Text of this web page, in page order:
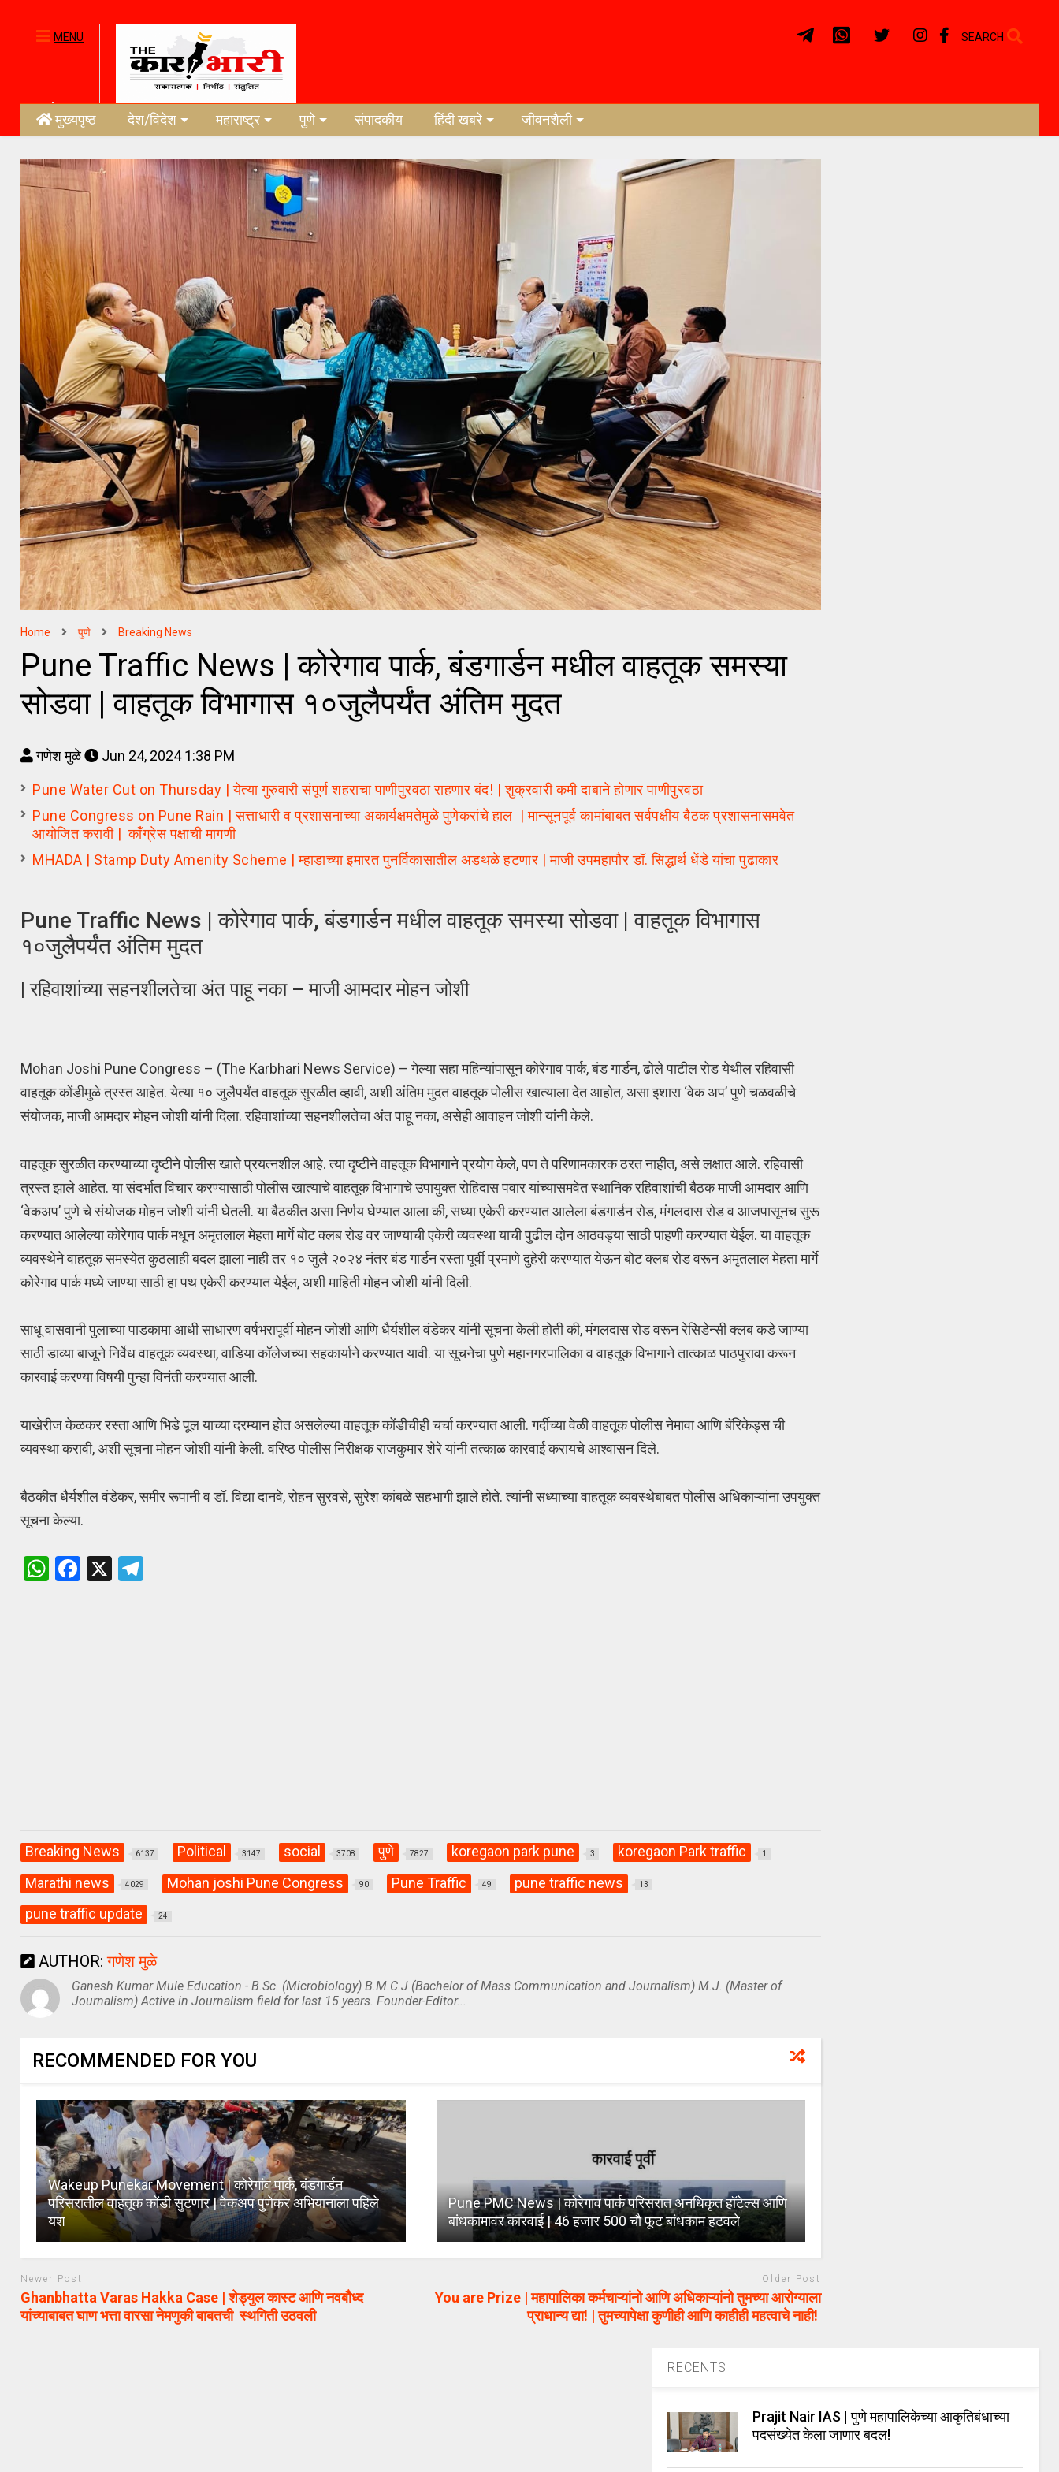
MENU SEARCH
मुख्यपृष्ठ देश/विदेश महाराष्ट्र पुणे संपादकीय हिंदी खबरे जीवनशैली
Home पुणे Breaking News
Pune Traffic News | कोरेगाव पार्क, बंडगार्डन मधील वाहतूक समस्या
सोडवा | वाहतूक विभागास १०जुलैपर्यंत अंतिम मुदत
गणेश मुळे Jun 24, 2024 1:38 PM
Pune Water Cut on Thursday | येत्या गुरुवारी संपूर्ण शहराचा पाणीपुरवठा राहणार बंद! | शुक्रवारी कमी दाबाने होणार पाणीपुरवठा
Pune Congress on Pune Rain | सत्ताधारी व प्रशासनाच्या अकार्यक्षमतेमुळे पुणेकरांचे हाल | मान्सूनपूर्व कामांबाबत सर्वपक्षीय बैठक प्रशासनासमवेत
आयोजित करावी | कॉंग्रेस पक्षाची मागणी
MHADA | Stamp Duty Amenity Scheme | म्हाडाच्या इमारत पुनर्विकासातील अडथळे हटणार | माजी उपमहापौर डॉ. सिद्धार्थ धेंडे यांचा पुढाकार
Pune Traffic News | कोरेगाव पार्क, बंडगार्डन मधील वाहतूक समस्या सोडवा | वाहतूक विभागास
१०जुलैपर्यंत अंतिम मुदत
| रहिवाशांच्या सहनशीलतेचा अंत पाहू नका – माजी आमदार मोहन जोशी
Mohan Joshi Pune Congress – (The Karbhari News Service) – गेल्या सहा महिन्यांपासून कोरेगाव पार्क, बंड गार्डन, ढोले पाटील रोड येथील रहिवासी
वाहतूक कोंडीमुळे त्रस्त आहेत. येत्या १० जुलैपर्यंत वाहतूक सुरळीत व्हावी, अशी अंतिम मुदत वाहतूक पोलीस खात्याला देत आहोत, असा इशारा ‘वेक अप’ पुणे चळवळीचे
संयोजक, माजी आमदार मोहन जोशी यांनी दिला. रहिवाशांच्या सहनशीलतेचा अंत पाहू नका, असेही आवाहन जोशी यांनी केले.
वाहतूक सुरळीत करण्याच्या दृष्टीने पोलीस खाते प्रयत्नशील आहे. त्या दृष्टीने वाहतूक विभागाने प्रयोग केले, पण ते परिणामकारक ठरत नाहीत, असे लक्षात आले. रहिवासी
त्रस्त झाले आहेत. या संदर्भात विचार करण्यासाठी पोलीस खात्याचे वाहतूक विभागाचे उपायुक्त रोहिदास पवार यांच्यासमवेत स्थानिक रहिवाशांची बैठक माजी आमदार आणि
‘वेकअप’ पुणे चे संयोजक मोहन जोशी यांनी घेतली. या बैठकीत असा निर्णय घेण्यात आला की, सध्या एकेरी करण्यात आलेला बंडगार्डन रोड, मंगलदास रोड व आजपासूनच सुरू
करण्यात आलेल्या कोरेगाव पार्क मधून अमृतलाल मेहता मार्गे बोट क्लब रोड वर जाण्याची एकेरी व्यवस्था याची पुढील दोन आठवड्या साठी पाहणी करण्यात येईल. या वाहतूक
व्यवस्थेने वाहतूक समस्येत कुठलाही बदल झाला नाही तर १० जुलै २०२४ नंतर बंड गार्डन रस्ता पूर्वी प्रमाणे दुहेरी करण्यात येऊन बोट क्लब रोड वरून अमृतलाल मेहता मार्गे
कोरेगाव पार्क मध्ये जाण्या साठी हा पथ एकेरी करण्यात येईल, अशी माहिती मोहन जोशी यांनी दिली.
साधू वासवानी पुलाच्या पाडकामा आधी साधारण वर्षभरापूर्वी मोहन जोशी आणि धैर्यशील वंडेकर यांनी सूचना केली होती की, मंगलदास रोड वरून रेसिडेन्सी क्लब कडे जाण्या
साठी डाव्या बाजूने निर्वेध वाहतूक व्यवस्था, वाडिया कॉलेजच्या सहकार्याने करण्यात यावी. या सूचनेचा पुणे महानगरपालिका व वाहतूक विभागाने तात्काळ पाठपुरावा करून
कारवाई करण्या विषयी पुन्हा विनंती करण्यात आली.
याखेरीज केळकर रस्ता आणि भिडे पूल याच्या दरम्यान होत असलेल्या वाहतूक कोंडीचीही चर्चा करण्यात आली. गर्दीच्या वेळी वाहतूक पोलीस नेमावा आणि बॅरिकेड्स ची
व्यवस्था करावी, अशी सूचना मोहन जोशी यांनी केली. वरिष्ठ पोलीस निरीक्षक राजकुमार शेरे यांनी तत्काळ कारवाई करायचे आश्वासन दिले.
बैठकीत धैर्यशील वंडेकर, समीर रूपानी व डॉ. विद्या दानवे, रोहन सुरवसे, सुरेश कांबळे सहभागी झाले होते. त्यांनी सध्याच्या वाहतूक व्यवस्थेबाबत पोलीस अधिकाऱ्यांना उपयुक्त
सूचना केल्या.
W F
X
Breaking News 6137 Political 3147 social 3708 पुणे 7827 koregaon park pune 3 koregaon Park traffic 1
Marathi news 4029 Mohan joshi Pune Congress 90 Pune Traffic 49 pune traffic news 13
pune traffic update 24
AUTHOR:गणेश मुळे
Ganesh Kumar Mule Education - B.Sc. (Microbiology) B.M.C.J (Bachelor of Mass Communication and Journalism) M.J. (Master of
Journalism) Active in Journalism field for last 15 years. Founder-Editor...
RECOMMENDED FOR YOU
Wakeup Punekar Movement | कोरेगांव पार्क, बंडगार्डन
परिसरातील वाहतूक कोंडी सुटणार | वेकअप पुणेकर अभियानाला पहिले
यश
Pune PMC News | कोरेगाव पार्क परिसरात अनधिकृत हॉटेल्स आणि
बांधकामावर कारवाई | 46 हजार 500 चौ फूट बांधकाम हटवले
Newer Post
Ghanbhatta Varas Hakka Case | शेड्युल कास्ट आणि नवबौध्द
यांच्याबाबत घाण भत्ता वारसा नेमणुकी बाबतची स्थगिती उठवली
Older Post
You are Prize | महापालिका कर्मचाऱ्यांनो आणि अधिकाऱ्यांनो तुमच्या आरोग्याला
प्राधान्य द्या! | तुमच्यापेक्षा कुणीही आणि काहीही महत्वाचे नाही!
RECENTS
Prajit Nair IAS | पुणे महापालिकेच्या आकृतिबंधाच्या
पदसंख्येत केला जाणार बदल!